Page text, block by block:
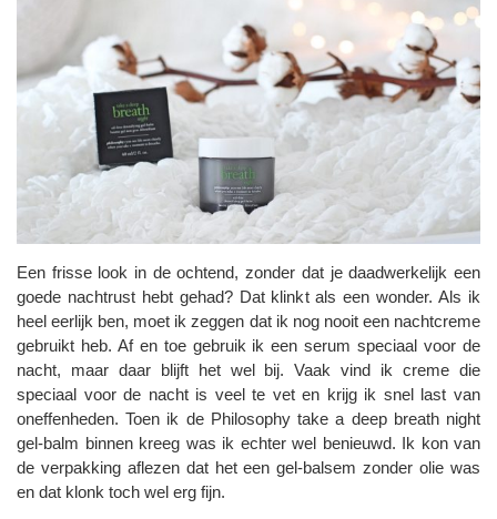
Een frisse look in de ochtend, zonder dat je daadwerkelijk een
goede nachtrust hebt gehad? Dat klinkt als een wonder. Als ik
heel eerlijk ben, moet ik zeggen dat ik nog nooit een nachtcreme
gebruikt heb. Af en toe gebruik ik een serum speciaal voor de
nacht, maar daar blijft het wel bij. Vaak vind ik creme die
speciaal voor de nacht is veel te vet en krijg ik snel last van
oneffenheden. Toen ik de Philosophy take a deep breath night
gel-balm binnen kreeg was ik echter wel benieuwd. Ik kon van
de verpakking aflezen dat het een gel-balsem zonder olie was
en dat klonk toch wel erg fijn.